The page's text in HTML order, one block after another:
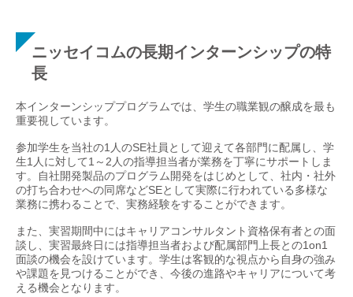
ニッセイコムの長期インターンシップの特
長
本インターンシッププログラムでは、学生の職業観の醸成を最も
重要視しています。
参加学生を当社の1人のSE社員として迎えて各部門に配属し、学
生1人に対して1～2人の指導担当者が業務を丁寧にサポートしま
す。自社開発製品のプログラム開発をはじめとして、社内・社外
の打ち合わせへの同席などSEとして実際に行われている多様な
業務に携わることで、実務経験をすることができます。
また、実習期間中にはキャリアコンサルタント資格保有者との面
談し、実習最終日には指導担当者および配属部門上長との1on1
面談の機会を設けています。学生は客観的な視点から自身の強み
や課題を見つけることができ、今後の進路やキャリアについて考
える機会となります。